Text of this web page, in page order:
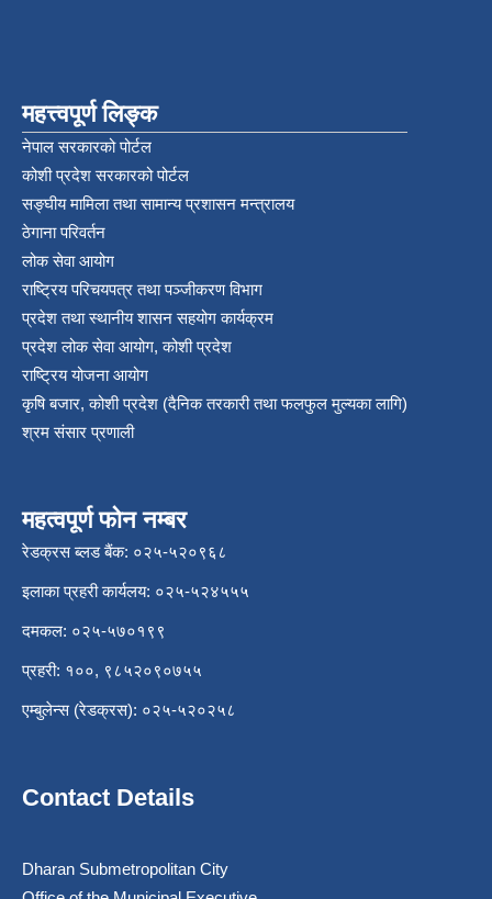
महत्त्वपूर्ण लिङ्क
नेपाल सरकारको पोर्टल
कोशी प्रदेश सरकारको पोर्टल
सङ्‍घीय मामिला तथा सामान्य प्रशासन मन्त्रालय
ठेगाना परिवर्तन
लोक सेवा आयोग
राष्ट्रिय परिचयपत्र तथा पञ्‍जीकरण विभाग
प्रदेश तथा स्थानीय शासन सहयोग कार्यक्रम
प्रदेश लोक सेवा आयोग, कोशी प्रदेश
राष्ट्रिय योजना आयोग
कृषि बजार, कोशी प्रदेश (दैनिक तरकारी तथा फलफुल मुल्यका लागि)
श्रम संसार प्रणाली
महत्वपूर्ण फोन नम्बर
रेडक्रस ब्लड बैंक: ०२५-५२०९६८
इलाका प्रहरी कार्यलय: ०२५-५२४५५५
दमकल: ०२५-५७०१९९
प्रहरी: १००, ९८५२०९०७५५
एम्बुलेन्स (रेडक्रस): ०२५-५२०२५८
Contact Details
Dharan Submetropolitan City